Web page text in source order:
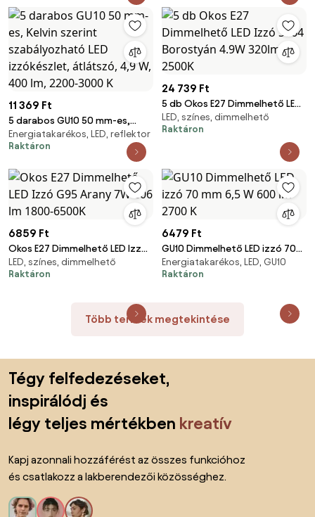
11 369 Ft
5 darabos GU10 50 mm-es,
Kelvin szerint szabályozható
LED izzókészlet, átlátszó, 4,9
Energiatakarékos, LED, reflektor
Raktáron
24 739 Ft
5 db Okos E27 Dimmelhető LED
Izzó ST64 Borostyán 4.9W
320lm 2500K
LED, színes, dimmelhető
Raktáron
6859 Ft
Okos E27 Dimmelhető LED Izzó
G95 Arany 7W 806 lm 1800-
6500K
LED, színes, dimmelhető
Raktáron
6479 Ft
GU10 Dimmelhető LED izzó 70
mm 6,5 W 600 lm 2700 K
Energiatakarékos, LED, GU10
Raktáron
Több termék megtekintése
Tégy felfedezéseket,
inspirálódj és
légy teljes mértékben kreatív
Kapj azonnali hozzáférést az összes funkcióhoz
és csatlakozz a lakberendezői közösséghez.